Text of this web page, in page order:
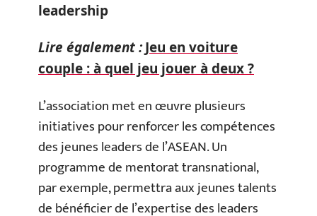
leadership
Lire également :Jeu en voiture
couple : à quel jeu jouer à deux ?
L’association met en œuvre plusieurs
initiatives pour renforcer les compétences
des jeunes leaders de l’ASEAN. Un
programme de mentorat transnational,
par exemple, permettra aux jeunes talents
de bénéficier de l’expertise des leaders